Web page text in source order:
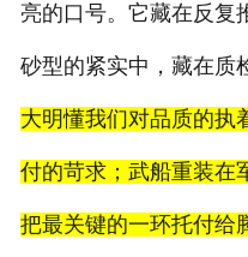
亮的口号。它藏在反复
砂型的紧实中，藏在质
大明懂我们对品质的执
付的苛求；武船重装在
把最关键的一环托付给